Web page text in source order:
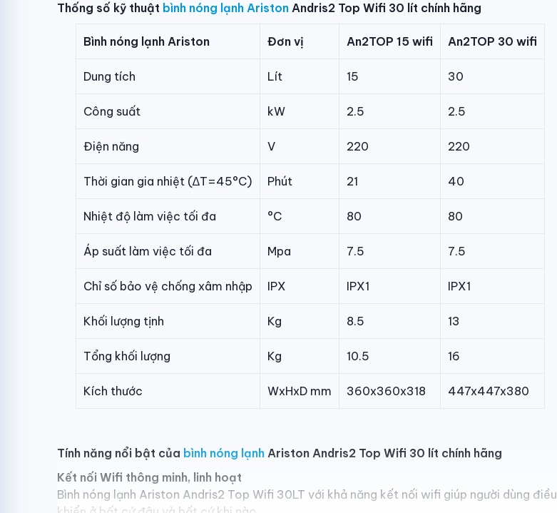
Thống số kỹ thuật bình nóng lạnh Ariston Andris2 Top Wifi 30 lít chính hãng
Bình nóng lạnh Ariston Đơn vị An2TOP 15 wifi An2TOP 30 wifi
Dung tích Lít 15 30
Công suất kW 2.5 2.5
Điện năng V 220 220
Thời gian gia nhiệt (∆T=45°C) Phút 21 40
Nhiệt độ làm việc tối đa °C 80 80
Áp suất làm việc tối đa Mpa 7.5 7.5
Chỉ số bảo vệ chống xâm nhập IPX IPX1 IPX1
Khối lượng tịnh Kg 8.5 13
Tổng khối lượng Kg 10.5 16
Kích thước WxHxD mm 360x360x318 447x447x380
Tính năng nổi bật của bình nóng lạnh Ariston Andris2 Top Wifi 30 lít chính hãng
Kết nối Wifi thông minh, linh hoạt
Bình nóng lạnh Ariston Andris2 Top Wifi 30LT với khả năng kết nối wifi giúp người dùng điều